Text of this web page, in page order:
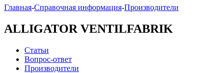
Главная-Справочная информация-Производители
ALLIGATOR VENTILFABRIK
Статьи
Вопрос-ответ
Производители